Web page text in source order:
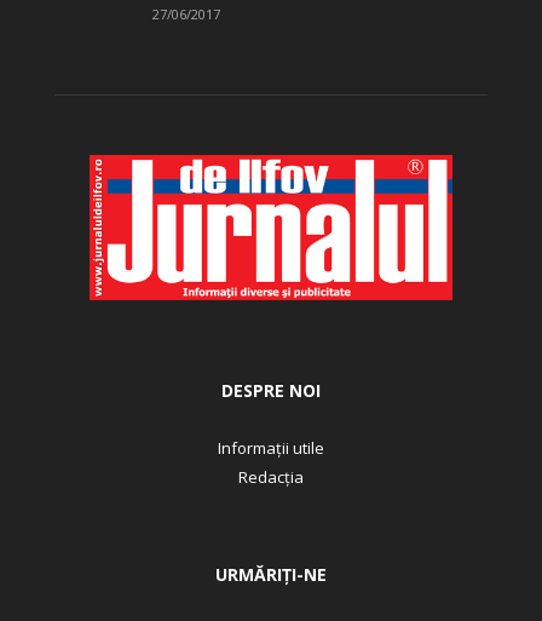
27/06/2017
DESPRE NOI
Informații utile
Redacția
URMĂRIȚI-NE